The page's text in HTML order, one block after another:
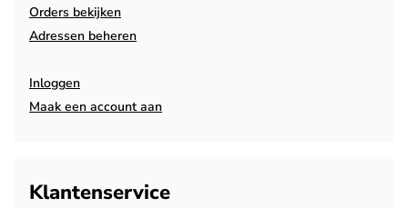
Orders bekijken
Adressen beheren
Inloggen
Maak een account aan
Klantenservice